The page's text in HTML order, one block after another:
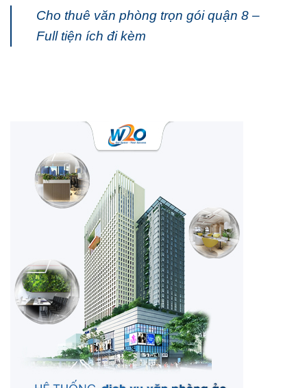
Cho thuê văn phòng trọn gói quận 8 –
Full tiện ích đi kèm